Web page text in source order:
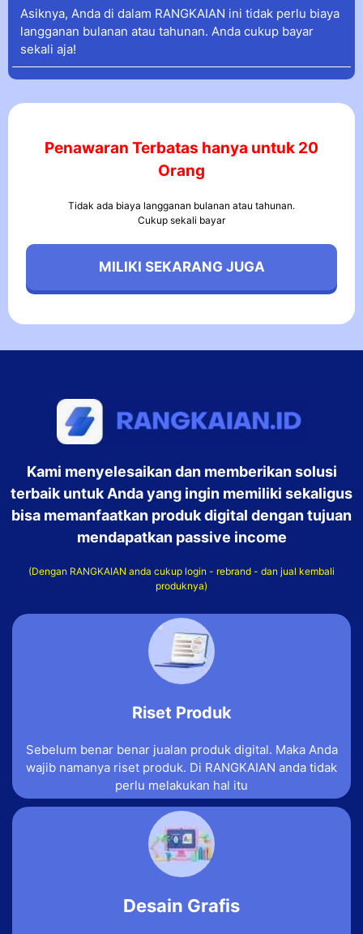
Asiknya, Anda di dalam RANGKAIAN ini tidak perlu biaya
langganan bulanan atau tahunan. Anda cukup bayar
sekali aja!
Penawaran Terbatas hanya untuk 20
Orang
Tidak ada biaya langganan bulanan atau tahunan.
Cukup sekali bayar
MILIKI SEKARANG JUGA
Kami menyelesaikan dan memberikan solusi
terbaik untuk Anda yang ingin memiliki sekaligus
bisa memanfaatkan produk digital dengan tujuan
mendapatkan passive income
(Dengan RANGKAIAN anda cukup login - rebrand - dan jual kembali
produknya)
Riset Produk
Sebelum benar benar jualan produk digital. Maka Anda
wajib namanya riset produk. Di RANGKAIAN anda tidak
perlu melakukan hal itu
Desain Grafis